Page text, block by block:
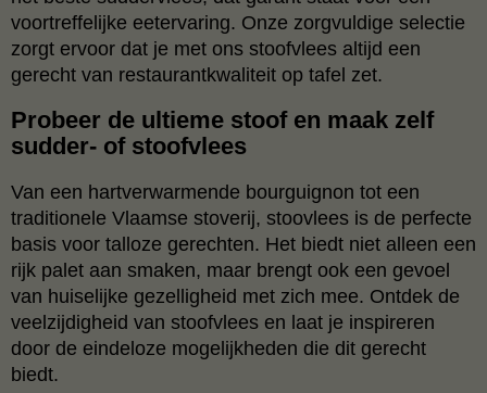
voortreffelijke eetervaring. Onze zorgvuldige selectie
zorgt ervoor dat je met ons stoofvlees altijd een
gerecht van restaurantkwaliteit op tafel zet.
Probeer de ultieme stoof en maak zelf
sudder- of stoofvlees
Van een hartverwarmende bourguignon tot een
traditionele Vlaamse stoverij, stoovlees is de perfecte
basis voor talloze gerechten. Het biedt niet alleen een
rijk palet aan smaken, maar brengt ook een gevoel
van huiselijke gezelligheid met zich mee. Ontdek de
veelzijdigheid van stoofvlees en laat je inspireren
door de eindeloze mogelijkheden die dit gerecht
biedt.